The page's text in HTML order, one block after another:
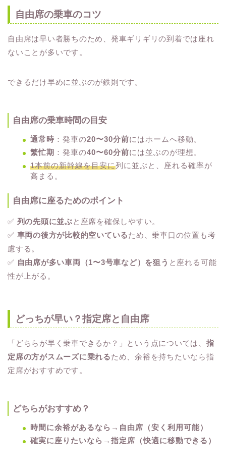
自由席の乗車のコツ
自由席は早い者勝ちのため、発車ギリギリの到着では座れ
ないことが多いです。
できるだけ早めに並ぶのが鉄則です。
自由席の乗車時間の目安
通常時 ：発車の20〜30分前にはホームへ移動。
繁忙期 ：発車の40〜60分前には並ぶのが理想。
1本前の新幹線を目安に列に並ぶと、座れる確率が
高まる。
自由席に座るためのポイント
✅ 列の先頭に並ぶと座席を確保しやすい。
✅ 車両の後方が比較的空いているため、乗車口の位置も考
慮する。
✅ 自由席が多い車両（1〜3号車など）を狙う と座れる可能
性が上がる。
どっちが早い？指定席と自由席
「どちらが早く乗車できるか？」という点については、 指
定席の方がスムーズに乗れるため、余裕を持ちたいなら指
定席がおすすめです。
どちらがおすすめ？
時間に余裕があるなら→自由席（安く利用可能）
確実に座りたいなら→指定席（快適に移動できる）